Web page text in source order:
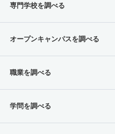
専門学校を調べる
オープンキャンパスを調べる
職業を調べる
学問を調べる